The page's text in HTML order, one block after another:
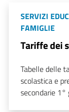
SERVIZI
FAMIGLIE
Tariffe dei
Tabelle delle
scolastica e
secondarie